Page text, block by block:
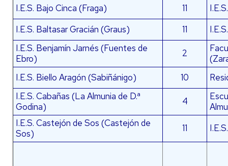
I.E.S. Bajo Cinca (Fraga)
11
I.E.S. Baltasar Gracián (Graus)
11
I.E.S. Benjamín Jarnés (Fuentes de
Ebro)
2
I.E.S. Biello Aragón (Sabiñánigo)
10
I.E.S. Cabañas (La Almunia de D.ª
Godina)
4
I.E.S. Castejón de Sos (Castejón de
Sos)
11